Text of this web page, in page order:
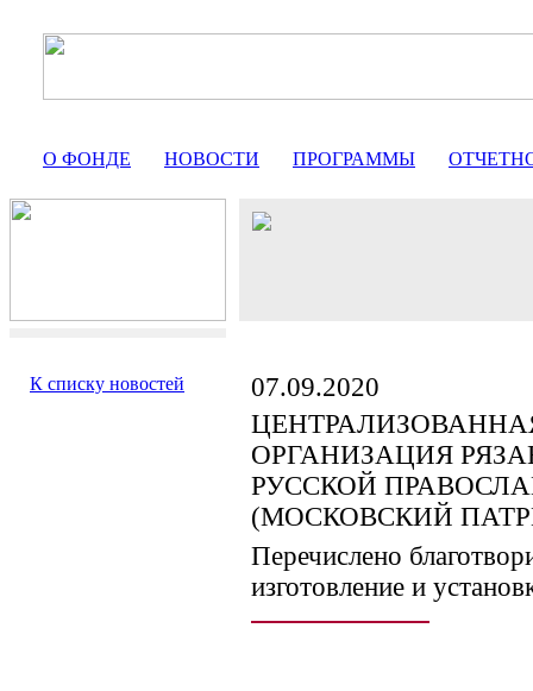
О ФОНДЕ НОВОСТИ ПРОГРАММЫ
К списку новостей
07.09.2020
ОРГАНИЗАЦИЯ
РУССКОЙ
(МОСКОВСКИЙ
Перечислено
изготовление и